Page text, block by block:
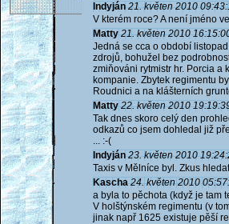
Indyján 21. květen 2010
V kterém roce? A není jméno
Matty 21. květen 2010
Jedná se cca o období
zdrojů, bohužel bez
zmiňováni rytmistr hr. Porcia a
kompanie. Zbytek regimentu
Roudnici a na klášterních
Matty 22. květen 2010
Tak dnes skoro celý den
odkazů co jsem dohledal již
... :-(
Indyján 23. květen 2010
Taxis v Mělníce byl. Zkus
Kascha 24. květen 2010
a byla to pěchota (když je tam
V holštýnském regimentu (v
jinak např 1625 existuje pěší